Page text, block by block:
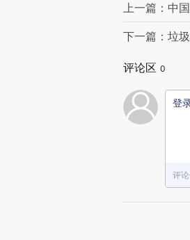
上一篇：中
下一篇：垃
评论区 0
登
评